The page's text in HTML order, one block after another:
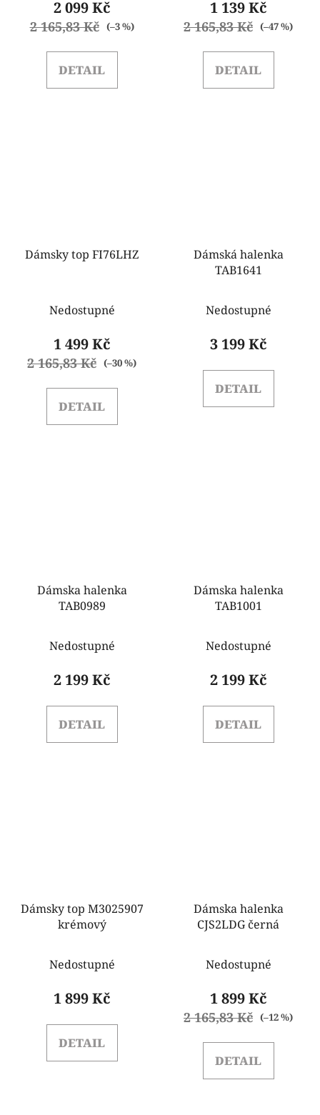
2 099 Kč
2 165,83 Kč (–3 %)
DETAIL
1 139 Kč
2 165,83 Kč (–47 %)
DETAIL
Dámsky top FI76LHZ
Nedostupné
1 499 Kč
2 165,83 Kč (–30 %)
DETAIL
Dámská halenka
TAB1641
Nedostupné
3 199 Kč
DETAIL
Dámska halenka
TAB0989
Nedostupné
2 199 Kč
DETAIL
Dámska halenka
TAB1001
Nedostupné
2 199 Kč
DETAIL
Dámsky top M3025907
krémový
Nedostupné
1 899 Kč
DETAIL
Dámska halenka
CJS2LDG černá
Nedostupné
1 899 Kč
2 165,83 Kč (–12 %)
DETAIL